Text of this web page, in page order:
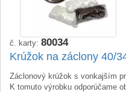
č. karty: 80034
Krúžok na záclony 40/
Záclonový krúžok s vonkajším
K tomuto výrobku odporúčame